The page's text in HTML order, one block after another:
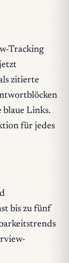
Tracking
zitierte
Links.
für jedes
bis zu fünf